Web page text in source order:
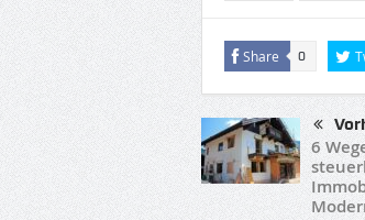
Share 0
6